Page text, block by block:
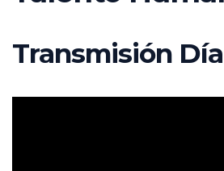
Transmisión Día